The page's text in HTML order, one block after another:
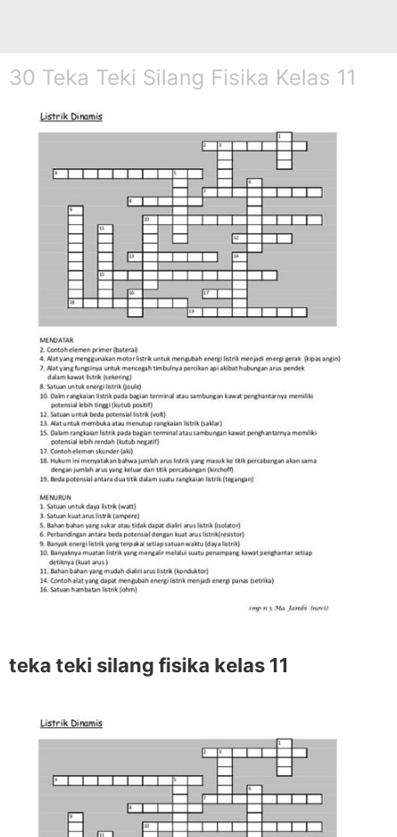
30 Teka Teki Silang Fisika Kelas 11
teka teki silang fisika kelas 11